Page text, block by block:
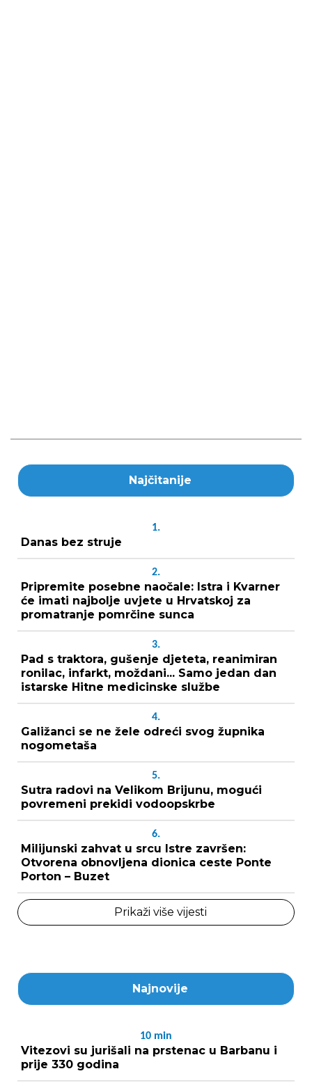
Najčitanije
1.
Danas bez struje
2.
Pripremite posebne naočale: Istra i Kvarner
će imati najbolje uvjete u Hrvatskoj za
promatranje pomrčine sunca
3.
Pad s traktora, gušenje djeteta, reanimiran
ronilac, infarkt, moždani... Samo jedan dan
istarske Hitne medicinske službe
4.
Galižanci se ne žele odreći svog župnika
nogometaša
5.
Sutra radovi na Velikom Brijunu, mogući
povremeni prekidi vodoopskrbe
6.
Milijunski zahvat u srcu Istre završen:
Otvorena obnovljena dionica ceste Ponte
Porton – Buzet
Prikaži više vijesti
Najnovije
10 min
Vitezovi su jurišali na prstenac u Barbanu i
prije 330 godina